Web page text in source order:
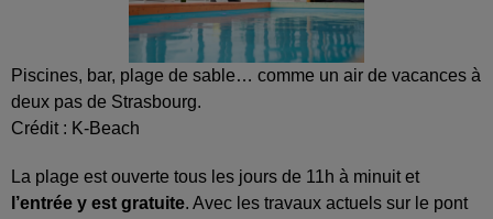
Piscines, bar, plage de sable… comme un air de vacances à
deux pas de Strasbourg.
Crédit : K-Beach
La plage est ouverte tous les jours de 11h à minuit et
l’entrée y est gratuite. Avec les travaux actuels sur le pont